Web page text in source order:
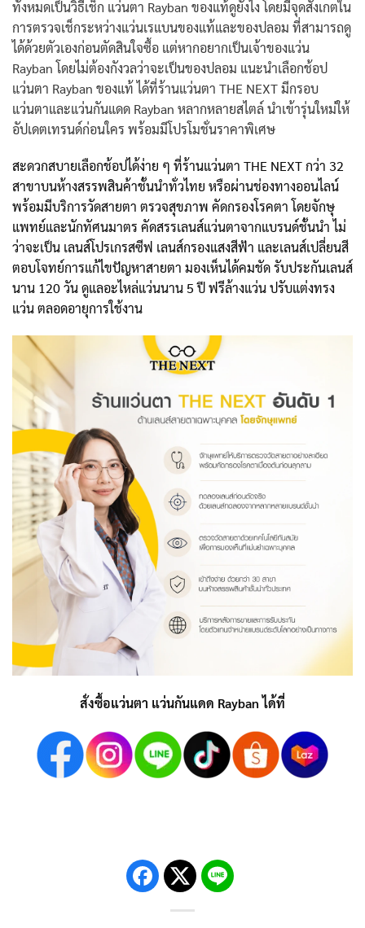
ทั้งหมดเป็นวิธีเช็ก แว่นตา Rayban ของแท้ดูยังไงโดยมีจุดสังเกตใน
การตรวจเช็กระหว่างแว่นเรแบนของแท้และของปลอม ที่สามารถดู
ได้ด้วยตัวเองก่อนตัดสินใจซื้อ แต่หากอยากเป็นเจ้าของแว่น
Rayban โดยไม่ต้องกังวลว่าจะเป็นของปลอม แนะนำเลือกช้อป
แว่นตา Rayban ของแท้ได้ที่ร้านแว่นตา THE NEXTมีกรอบ
แว่นตาและแว่นกันแดด Rayban หลากหลายสไตล์ นำเข้ารุ่นใหม่ให้
อัปเดตเทรนด์ก่อนใคร พร้อมมีโปรโมชั่นราคาพิเศษ
สะดวกสบายเลือกช้อปได้ง่าย ๆ ที่ร้านแว่นตา THE NEXT กว่า 32
สาขาบนห้างสรรพสินค้าชั้นนำทั่วไทย หรือผ่านช่องทางออนไลน์
พร้อมมีบริการวัดสายตา ตรวจสุขภาพ คัดกรองโรคตา โดยจักษุ
แพทย์และนักทัศนมาตร คัดสรรเลนส์แว่นตาจากแบรนด์ชั้นนำ ไม่
ว่าจะเป็น เลนส์โปรเกรสซีฟ เลนส์กรองแสงสีฟ้า และเลนส์เปลี่ยนสี
ตอบโจทย์การแก้ไขปัญหาสายตา มองเห็นได้คมชัด รับประกันเลนส์
นาน 120 วัน ดูแลอะไหล่แว่นนาน 5 ปี ฟรีล้างแว่น ปรับแต่งทรง
แว่น ตลอดอายุการใช้งาน
สั่งซื้อแว่นตา แว่นกันแดด Rayban ได้ที่